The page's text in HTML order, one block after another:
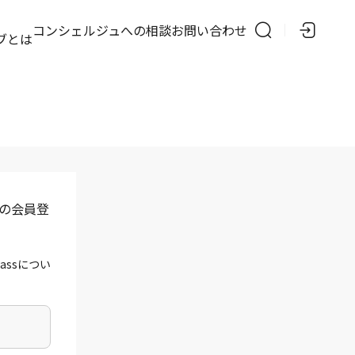
とはコンシェルジュへの相談お問い合わせ
会員登
につい